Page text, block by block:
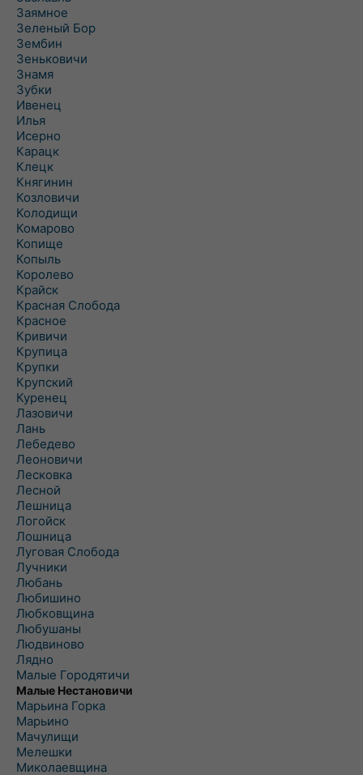
Заямное
Зеленый Бор
Зембин
Зеньковичи
Знамя
Зубки
Ивенец
Илья
Исерно
Карацк
Клецк
Княгинин
Козловичи
Колодищи
Комарово
Копище
Копыль
Королево
Крайск
Красная Слобода
Красное
Кривичи
Крупица
Крупки
Крупский
Куренец
Лазовичи
Лань
Лебедево
Леоновичи
Лесковка
Лесной
Лешница
Логойск
Лошница
Луговая Слобода
Лучники
Любань
Любишино
Любковщина
Любушаны
Людвиново
Лядно
Малые Городятичи
Малые Нестановичи
Марьина Горка
Марьино
Мачулищи
Мелешки
Миколаевщина